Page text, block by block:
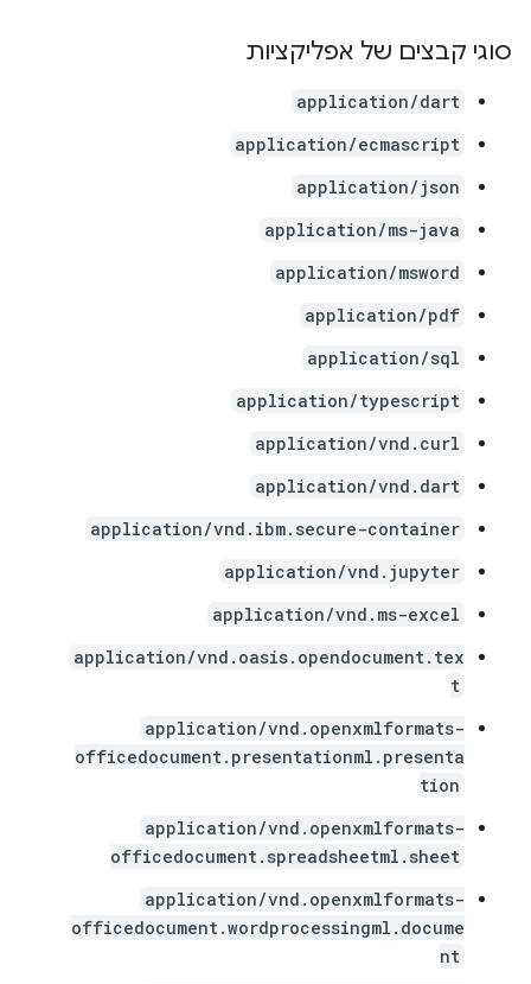
סוגי קבצים של אפליקציות
application/dart
application/ecmascript
application/json
application/ms-java
application/msword
application/pdf
application/sql
application/typescript
application/vnd.curl
application/vnd.dart
application/vnd.ibm.secure-container
application/vnd.jupyter
application/vnd.ms-excel
application/vnd.oasis.opendocument.tex
t
application/vnd.openxmlformats-
officedocument.presentationml.presenta
tion
application/vnd.openxmlformats-
officedocument.spreadsheetml.sheet
application/vnd.openxmlformats-
officedocument.wordprocessingml.docume
nt